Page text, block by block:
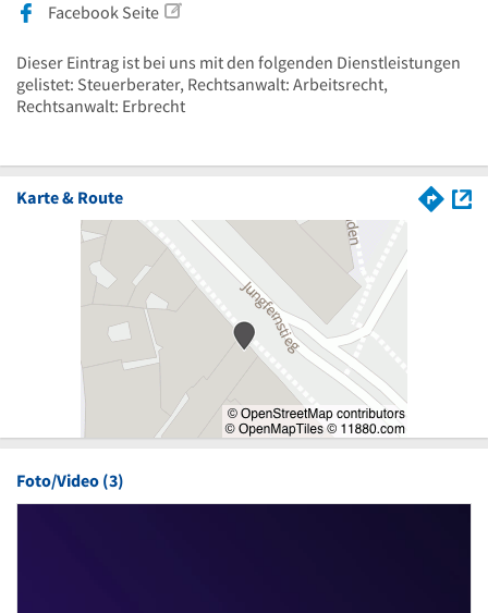
Facebook Seite
Dieser Eintrag ist bei uns mit den folgenden Dienstleistungen
gelistet: Steuerberater, Rechtsanwalt: Arbeitsrecht,
Rechtsanwalt: Erbrecht
Karte & Route
Foto/Video (3)